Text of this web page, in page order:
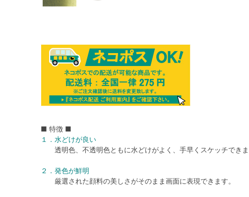
■ 特徴 ■
１．水どけが良い
透明色、不透明色ともに水どけがよく、手早くスケッチできま
２．発色が鮮明
厳選された顔料の美しさがそのまま画面に表現できます。